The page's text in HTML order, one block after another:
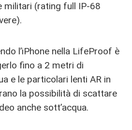
militari (rating full IP-68
l’iPhone nella LifeProof è
fino a 2 metri di
e le particolari lenti AR in
la possibilità di scattare
anche sott’acqua.